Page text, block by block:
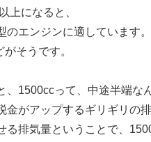
上になると、
のエンジンに適しています。
そうです。
、1500ccって、中途半端な
金がアップするギリギリの排
る排気量ということで、